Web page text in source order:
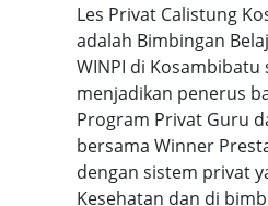
Les Privat Calistung
adalah Bimbingan
WINPI di
menjadikan penerus
Program Privat Guru
bersama Winner
dengan sistem privat
Kesehatan dan di